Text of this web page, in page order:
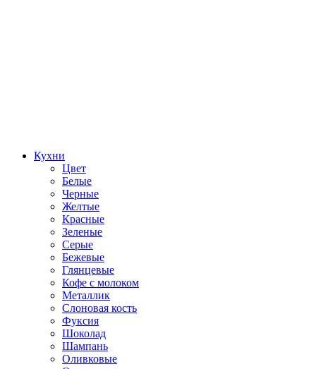
Кухни
Цвет
Белые
Черные
Желтые
Красные
Зеленые
Серые
Бежевые
Глянцевые
Кофе с молоком
Металлик
Слоновая кость
Фуксия
Шоколад
Шампань
Оливковые